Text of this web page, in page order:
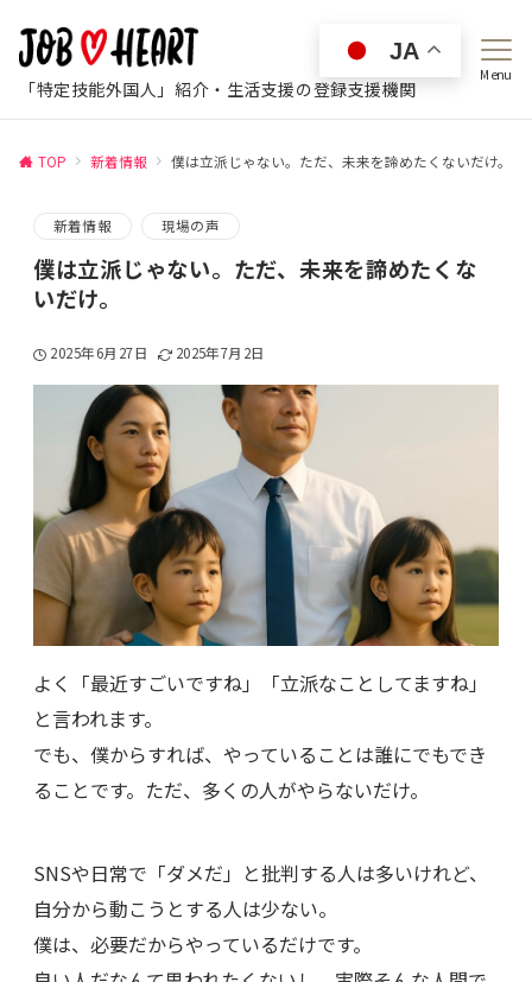
「特定技能外国人」紹介・生活支援の登録支援機関
Menu
TOP 新着情報 僕は立派じゃない。ただ、未来を諦めたくないだけ。
新着情報 現場の声
僕は立派じゃない。ただ、未来を諦めたくな
いだけ。
2025年6月27日 2025年7月2日
よく「最近すごいですね」「立派なことしてますね」
と言われます。
でも、僕からすれば、やっていることは誰にでもでき
ることです。ただ、多くの人がやらないだけ。
SNSや日常で「ダメだ」と批判する人は多いけれど、
自分から動こうとする人は少ない。
僕は、必要だからやっているだけです。
JA